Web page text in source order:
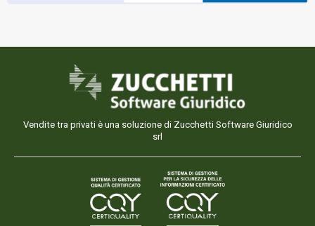
Vendite tra privati è una soluzione di Zucchetti Software Giuridico
srl